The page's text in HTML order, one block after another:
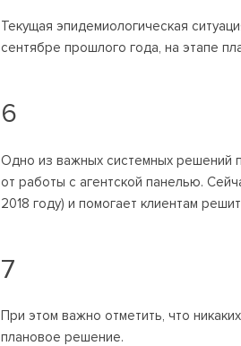
Текущая эпидемиологическая
сентябре прошлого года, на этапе
6
Одно из важных системных решений
от работы с агентской панелью.
2018 году) и помогает клиентам
7
При этом важно отметить, что
плановое решение.